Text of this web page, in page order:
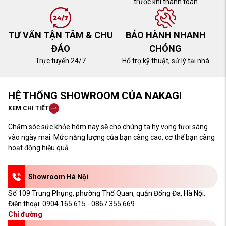
TƯ VẤN TẬN TÂM & CHU
ĐÁO
Trực tuyến 24/7
BẢO HÀNH NHANH
CHÓNG
Hổ trợ kỹ thuật, sử lý tại nhà
HỆ THỐNG SHOWROOM CỦA NAKAGI
XEM CHI TIẾT
Chăm sóc sức khỏe hôm nay sẽ cho chúng ta hy vọng tươi sáng
vào ngày mai. Mức năng lượng của bạn càng cao, cơ thể bạn càng
hoạt động hiệu quả.
Showroom Hà Nội
Số 109 Trung Phụng, phường Thổ Quan, quận Đống Đa, Hà Nội.
Điện thoại: 0904.165.615 - 0867.355.669
Chỉ đường